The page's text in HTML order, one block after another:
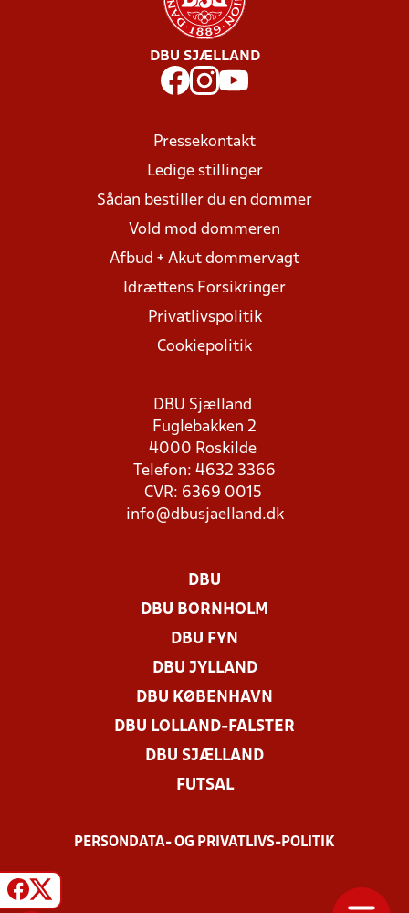
DBU SJÆLLAND
Pressekontakt
Ledige stillinger
Sådan bestiller du en dommer
Vold mod dommeren
Afbud + Akut dommervagt
Idrættens Forsikringer
Privatlivspolitik
Cookiepolitik
DBU Sjælland
Fuglebakken 2
4000 Roskilde
Telefon: 4632 3366
CVR: 6369 0015
info@dbusjaelland.dk
DBU
DBU BORNHOLM
DBU FYN
DBU JYLLAND
DBU KØBENHAVN
DBU LOLLAND-FALSTER
DBU SJÆLLAND
FUTSAL
PERSONDATA- OG PRIVATLIVS-POLITIK